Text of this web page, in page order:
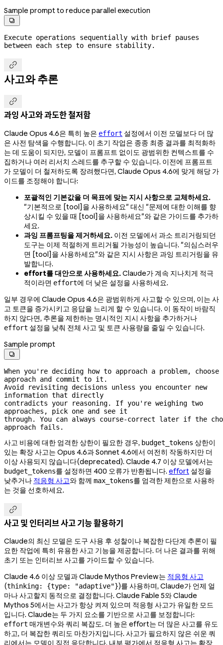
Sample prompt to reduce parallel execution

Execute operations sequentially with brief pauses
between each step to ensure stability.

사고와 추론

과잉 사고와 과도한 철저함
Claude Opus 4.6은 특히 높은 effort 설정에서 이전 모델보다 더 많
은 사전 탐색을 수행합니다. 이 초기 작업은 종종 최종 결과를 최적화하
는 데 도움이 되지만, 모델이 프롬프트 없이도 광범위한 컨텍스트를 수
집하거나 여러 리서치 스레드를 추구할 수 있습니다. 이전에 프롬프트
가 모델이 더 철저하도록 장려했다면, Claude Opus 4.6에 맞게 해당 가
이드를 조정해야 합니다:
포괄적인 기본값을 더 목표에 맞는 지시 사항으로 교체하세요.
"기본적으로 [tool]을 사용하세요" 대신 "문제에 대한 이해를 향
상시킬 수 있을 때 [tool]을 사용하세요"와 같은 가이드를 추가하
세요.
과잉 프롬프팅을 제거하세요. 이전 모델에서 과소 트리거링되던
도구는 이제 적절하게 트리거될 가능성이 높습니다. "의심스러우
면 [tool]을 사용하세요"와 같은 지시 사항은 과잉 트리거링을 유
발합니다.
effort를 대안으로 사용하세요.Claude가 계속 지나치게 적극
적이라면 effort에 더 낮은 설정을 사용하세요.
일부 경우에 Claude Opus 4.6은 광범위하게 사고할 수 있으며, 이는 사
고 토큰을 증가시키고 응답을 느리게 할 수 있습니다. 이 동작이 바람직
하지 않다면, 추론을 제한하는 명시적인 지시 사항을 추가하거나
effort 설정을 낮춰 전체 사고 및 토큰 사용량을 줄일 수 있습니다.
Sample prompt

When you're deciding how to approach a problem, choose
approach and commit to it.
Avoid revisiting decisions unless you encounter new
information that directly
contradicts your reasoning. If you're weighing two
approaches, pick one and see it
through. You can always course-correct later if the
approach fails.
사고 비용에 대한 엄격한 상한이 필요한 경우, budget_tokens 상한이
있는 확장 사고는 Opus 4.6과 Sonnet 4.6에서 여전히 작동하지만 더
이상 사용되지 않습니다(deprecated). Claude 4.7 이상 모델에서는
budget_tokens를 설정하면 400 오류가 반환됩니다. effort 설정을
낮추거나 적응형 사고와 함께 max_tokens를 엄격한 제한으로 사용하
는 것을 선호하세요.

사고 및 인터리브 사고 기능 활용하기
Claude의 최신 모델은 도구 사용 후 성찰이나 복잡한 다단계 추론이 필
요한 작업에 특히 유용한 사고 기능을 제공합니다. 더 나은 결과를 위해
초기 또는 인터리브 사고를 가이드할 수 있습니다.
Claude 4.6 이상 모델과 Claude Mythos Preview는 적응형 사고
(thinking: {type: "adaptive"})를 사용하며, Claude가 언제 얼
마나 사고할지 동적으로 결정합니다. Claude Fable 5와 Claude
Mythos 5에서는 사고가 항상 켜져 있으며 적응형 사고가 유일한 모드
입니다. Claude는 두 가지 요소를 기반으로 사고를 보정합니다:
effort 매개변수와 쿼리 복잡도. 더 높은 effort는 더 많은 사고를 유도
하고, 더 복잡한 쿼리도 마찬가지입니다. 사고가 필요하지 않은 쉬운 쿼
리에서는 모델이 직접 응답합니다. 내부 평가에서 적응형 사고는 확장